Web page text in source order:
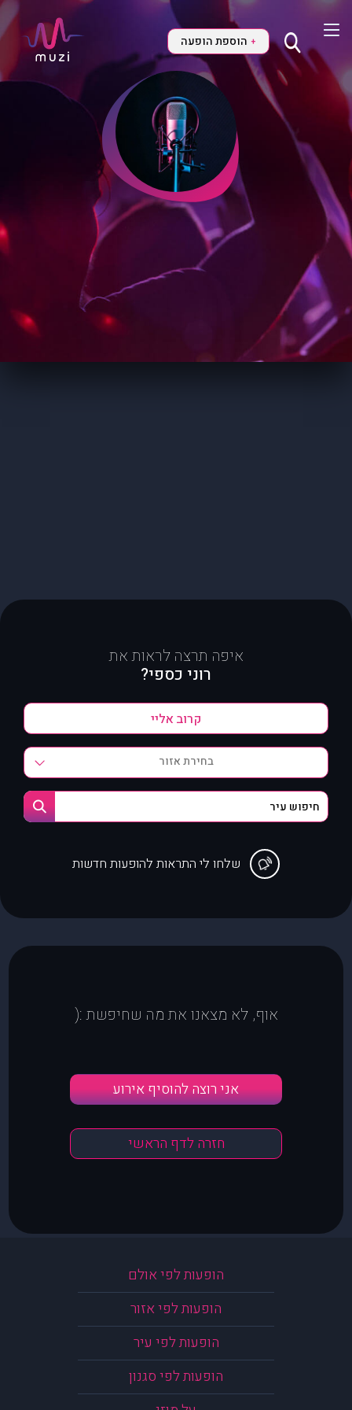
+ הוספת הופעה
איפה תרצה לראות את
רוני כספי?
בחירת אזור
שלחו לי התראות להופעות חדשות
אוף, לא מצאנו את מה שחיפשת :(
אני רוצה להוסיף אירוע
חזרה לדף הראשי
הופעות לפי אולם
הופעות לפי אזור
הופעות לפי עיר
הופעות לפי סגנון